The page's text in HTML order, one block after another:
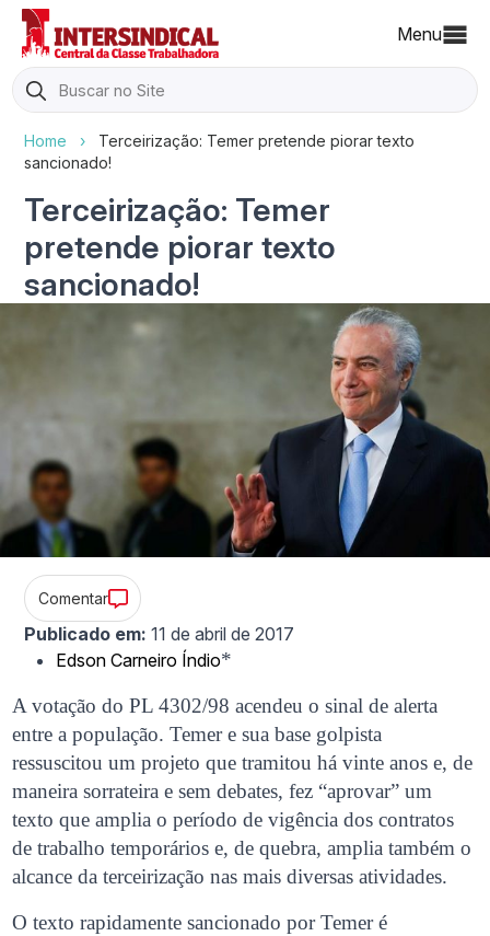
Menu
Search
for:
Home ›
Terceirização: Temer pretende piorar texto
sancionado!
Terceirização: Temer
pretende piorar texto
sancionado!
Comentar
Publicado em: 11 de abril de 2017
Edson Carneiro Índio*
A votação do PL 4302/98 acendeu o sinal de alerta
entre a população. Temer e sua base golpista
ressuscitou um projeto que tramitou há vinte anos e, de
maneira sorrateira e sem debates, fez “aprovar” um
texto que amplia o período de vigência dos contratos
de trabalho temporários e, de quebra, amplia também o
alcance da terceirização nas mais diversas atividades.
O texto rapidamente sancionado por Temer é